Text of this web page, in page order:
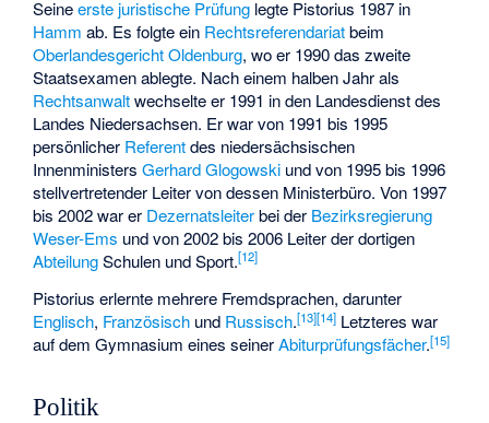
Seineerste juristische Prüfung legte Pistorius 1987 in
Hamm ab. Es folgte ein Rechtsreferendariatbeim
Oberlandesgericht Oldenburg, wo er 1990 daszweite
Staatsexamenablegte. Nach einem halben Jahr als
Rechtsanwaltwechselte er 1991 in den Landesdienst des
Landes Niedersachsen. Er war von 1991 bis 1995
persönlicher Referentdes niedersächsischen
InnenministersGerhard Glogowski und von 1995 bis 1996
stellvertretender Leiter von dessen Ministerbüro. Von 1997
bis 2002 war er Dezernatsleiterbei der Bezirksregierung
Weser-Ems und von 2002 bis 2006 Leiter der dortigen
AbteilungSchulen und Sport.[12]
Pistorius erlernte mehrere Fremdsprachen, darunter
Englisch, Französisch und Russisch.[13][14] Letzteres war
auf dem Gymnasium eines seinerAbiturprüfungsfächer.[15]
Politik